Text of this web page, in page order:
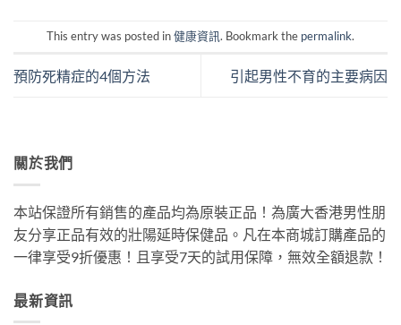
This entry was posted in健康資訊. Bookmark the permalink.
預防死精症的4個方法 引起男性不育的主要病因
關於我們
本站保證所有銷售的產品均為原裝正品！為廣大香港男性朋
友分享正品有效的壯陽延時保健品。凡在本商城訂購產品的
一律享受9折優惠！且享受7天的試用保障，無效全額退款！
最新資訊